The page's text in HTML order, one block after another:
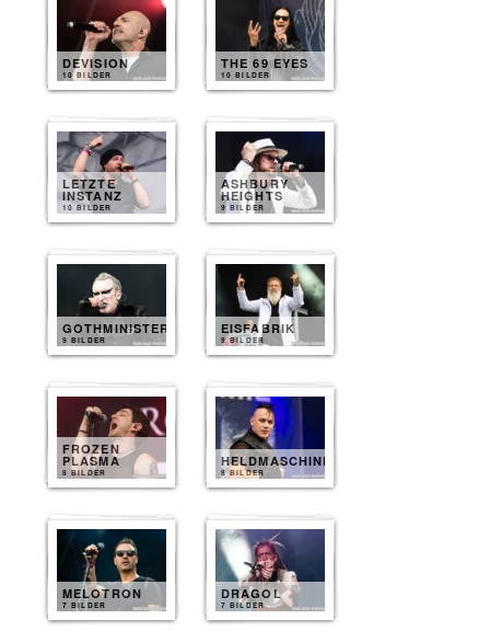
DEVISION
10 BILDER
THE 69 EYES
10 BILDER
LETZTE
INSTANZ
10 BILDER
ASHBURY
HEIGHTS
9 BILDER
GOTHMINISTER
9 BILDER
EISFABRIK
9 BILDER
FROZEN
PLASMA
8 BILDER
HELDMASCHINE
8 BILDER
MELOTRON
7 BILDER
DRAGOL
7 BILDER